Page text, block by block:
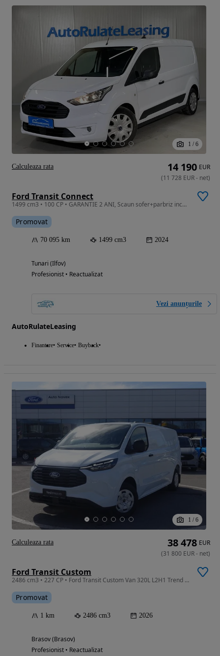
1 / 6
Ford Transit Connect
1499 cm3 • 100 CP • GARANTIE 2 ANI, Scaun sofer+parbriz incalzite, AC, Bluetooth
Promovat
70 095 km 1499 cm3 2024
Tunari (Ilfov)
Profesionist • Reactualizat
Vezi anunțurile
AutoRulateLeasing
Finantare Service Buyback
14 190 EUR
(11 728 EUR- net)
Calculeaza rata
1 / 6
Ford Transit Custom
2486 cm3 • 227 CP • Ford Transit Custom Van 320L L2H1 Trend 2.5L PHEV 227CP
Promovat
1 km 2486 cm3 2026
Brasov (Brasov)
Profesionist • Reactualizat
38 478 EUR
(31 800 EUR- net)
Calculeaza rata